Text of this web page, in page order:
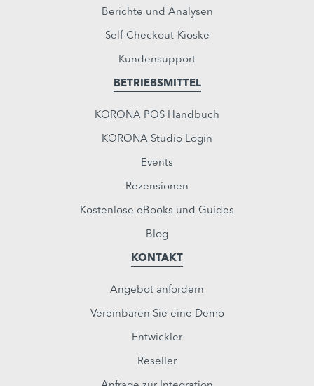
Berichte und Analysen
Self-Checkout-Kioske
Kundensupport
BETRIEBSMITTEL
KORONA POS Handbuch
KORONA Studio Login
Events
Rezensionen
Kostenlose eBooks und Guides
Blog
KONTAKT
Angebot anfordern
Vereinbaren Sie eine Demo
Entwickler
Reseller